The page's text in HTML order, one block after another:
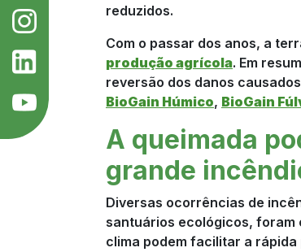
reduzidos.
Com o passar dos anos, a
produção agrícola. Em
reversão dos danos
BioGain Húmico, BioGain
A queimada
grande
Diversas ocorrências de
santuários ecológicos, foram
clima podem facilitar a